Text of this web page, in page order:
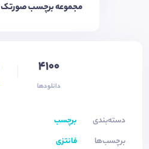
مجموعه برچسب صورتک
4100
دانلودها
دسته‌بندی
برچسب
برچسب‌ها
فانتزی